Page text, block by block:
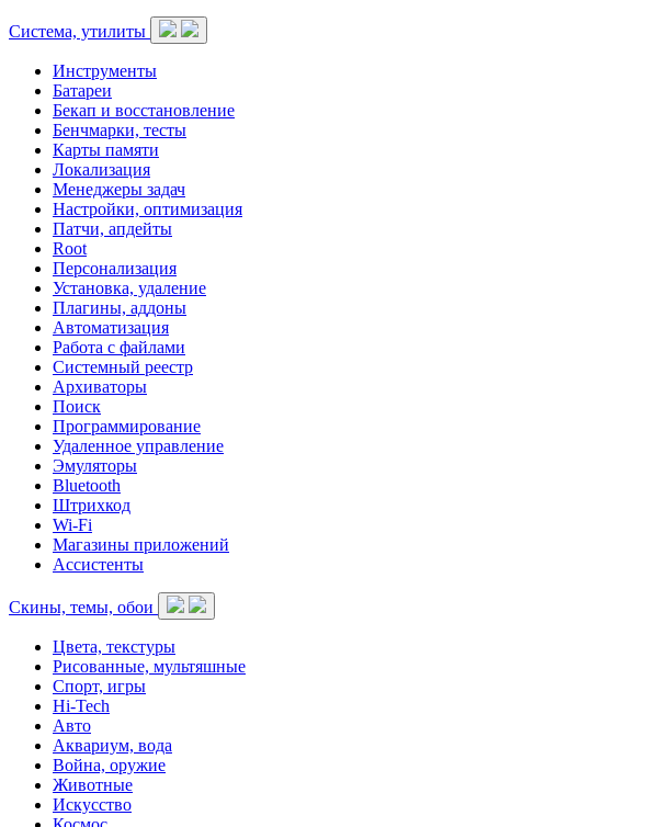
Система, утилиты
Инструменты
Батареи
Бекап и восстановление
Бенчмарки, тесты
Карты памяти
Локализация
Менеджеры задач
Настройки, оптимизация
Патчи, апдейты
Root
Персонализация
Установка, удаление
Плагины, аддоны
Автоматизация
Работа с файлами
Системный реестр
Архиваторы
Поиск
Программирование
Удаленное управление
Эмуляторы
Bluetooth
Штрихкод
Wi-Fi
Магазины приложений
Ассистенты
Скины, темы, обои
Цвета, текстуры
Рисованные, мультяшные
Спорт, игры
Hi-Tech
Авто
Аквариум, вода
Война, оружие
Животные
Искусство